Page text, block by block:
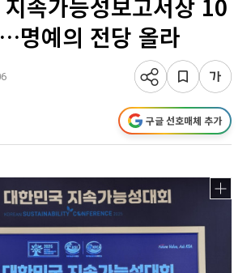
속가능성보고서상 10
명예의 전당 올라
구글 선호매체 추가